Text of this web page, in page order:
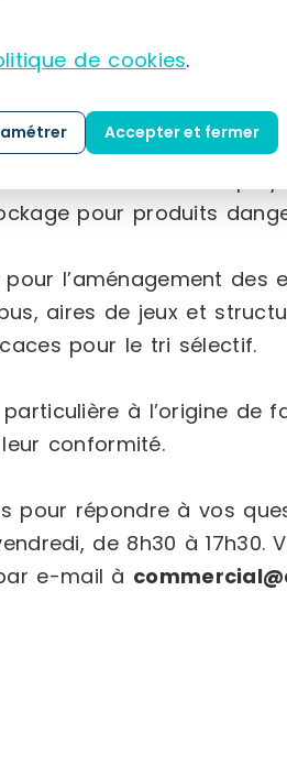
d’accueil varié, vitrines
sanitaires adaptés aux
et diables de
la sécurité des
pour produits
l’aménagement des
aires de jeux et
pour le tri sélectif.
à l’origine de
conformité.
pour répondre à vos
de 8h30 à 17h30.
e-mail à
de cookies.
Accepter et fermer